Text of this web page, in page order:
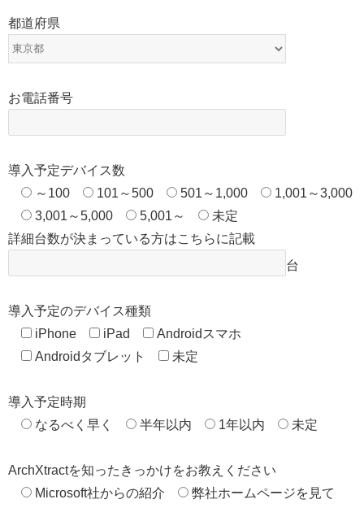
都道府県
お電話番号
導入予定デバイス数
～100
101～500 501～1,000
1,001～3,000
3,001～5,000
5,001～
未定
詳細台数が決まっている方はこちらに記載
台
導入予定のデバイス種類
iPhone
iPad
Androidスマホ
Androidタブレット
未定
導入予定時期
なるべく早く
半年以内 1年以内 未定
ArchXtractを知ったきっかけをお教えください
Microsoft社からの紹介
弊社ホームページを見て